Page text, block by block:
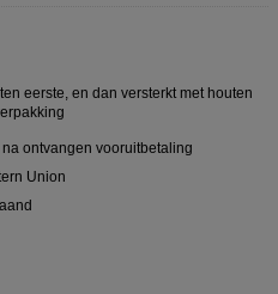
eerste, en dan versterkt met houten
ontvangen vooruitbetaling
Union